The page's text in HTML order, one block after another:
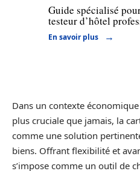
Guide spécialisé
testeur d’hôtel
En savoir plus
Dans un contexte
plus cruciale que jamais, la
comme une solution
biens. Offrant flexibilité et
s’impose comme un outil de